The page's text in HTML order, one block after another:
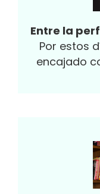
los trámites.
la ocurrida
usuaria
del nivel de
Entre la
Por estos
encajado
Billboard